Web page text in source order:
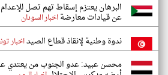
البرهان يعتزم إسقاط تهم تصل للإعدام
عن قيادات معارضةاخبار السودان
ندوة وطنية لإنقاذ قطاع الصيداخبار
محسن عبيد: عدو الجنوب من يعتدي